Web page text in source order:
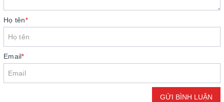
Họ tên*
Email*
GỬI BÌNH LUẬN